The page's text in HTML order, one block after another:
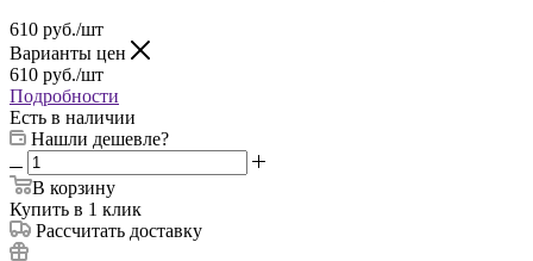
610 руб./шт
Варианты цен
610 руб./шт
Подробности
Есть в наличии
Нашли дешевле?
В корзину
Купить в 1 клик
Рассчитать доставку